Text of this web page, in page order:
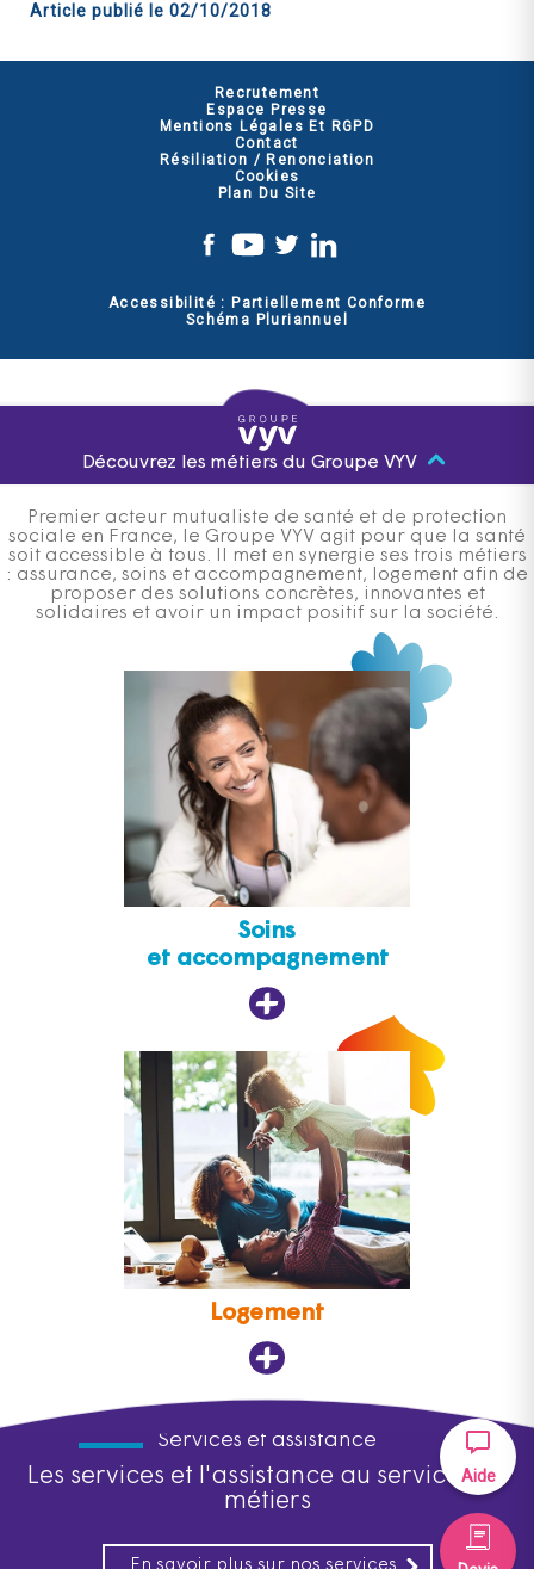
Article publié le 02/10/2018
Aide
Recrutement
Espace Presse
Mentions Légales Et RGPD
Contact
Résiliation / Renonciation
Cookies
Plan Du Site
Accessibilité : Partiellement Conforme
Schéma Pluriannuel
Découvrez les métiers du Groupe VYV
Premier acteur mutualiste de santé et de protection
sociale en France, le Groupe VYV agit pour que la santé
soit accessible à tous. Il met en synergie ses trois métiers
: assurance, soins et accompagnement, logement afin de
proposer des solutions concrètes, innovantes et
solidaires et avoir un impact positif sur la société.
Soins
et accompagnement
Logement
Services et assistance
Les services et l'assistance au service des
métiers